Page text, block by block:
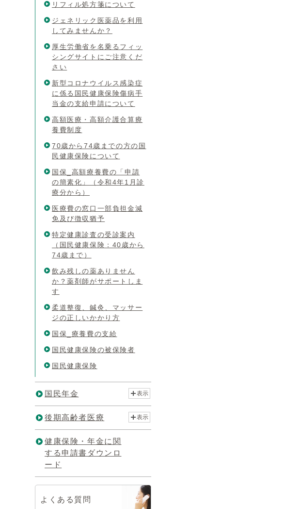
リフィル処方箋について
ジェネリック医薬品を利用
してみませんか？
厚生労働省を名乗るフィッ
シングサイトにご注意くだ
さい
新型コロナウイルス感染症
に係る国民健康保険傷病手
当金の支給申請について
高額医療・高額介護合算療
養費制度
70歳から74歳までの方の国
民健康保険について
国保_高額療養費の「申請
の簡素化」（令和4年1月診
療分から）
医療費の窓口一部負担金減
免及び徴収猶予
特定健康診査の受診案内
（国民健康保険：40歳から
74歳まで）
飲み残しの薬ありません
か？薬剤師がサポートしま
す
柔道整復、鍼灸、マッサー
ジの正しいかかり方
国保_療養費の支給
国民健康保険の被保険者
国民健康保険
国民年金 表示
後期高齢者医療 表示
健康保険・年金に関
する申請書ダウンロ
ード
よくある質問